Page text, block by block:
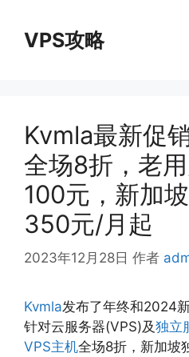
VPS攻略
Kvmla最新促
全场8折，老
100元，新加
350元/月起
2023年12月28日 作者
Kvmla发布了年终和2024
针对云服务器(VPS)及独立
VPS主机全场8折，新加坡